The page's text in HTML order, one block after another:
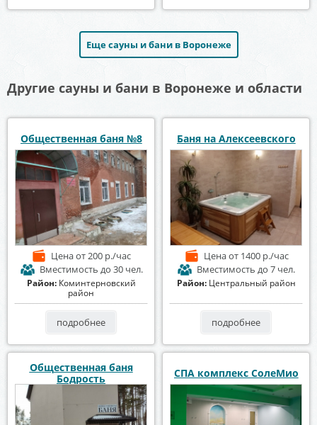
Еще сауны и бани в Воронеже
Другие сауны и бани в Воронеже и области
Общественная баня №8
Ценаот 200 р./час
Вместимость до 30 чел.
Район: Коминтерновский
район
подробнее
Баня на Алексеевского
Ценаот 1400 р./час
Вместимость до 7 чел.
Район: Центральный район
подробнее
Общественная баня
Бодрость
СПА комплекс СолеМио